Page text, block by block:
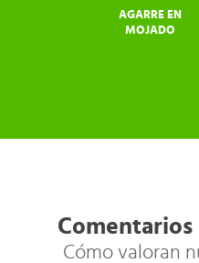
AGARRE EN
MOJADO
Cómo valoran